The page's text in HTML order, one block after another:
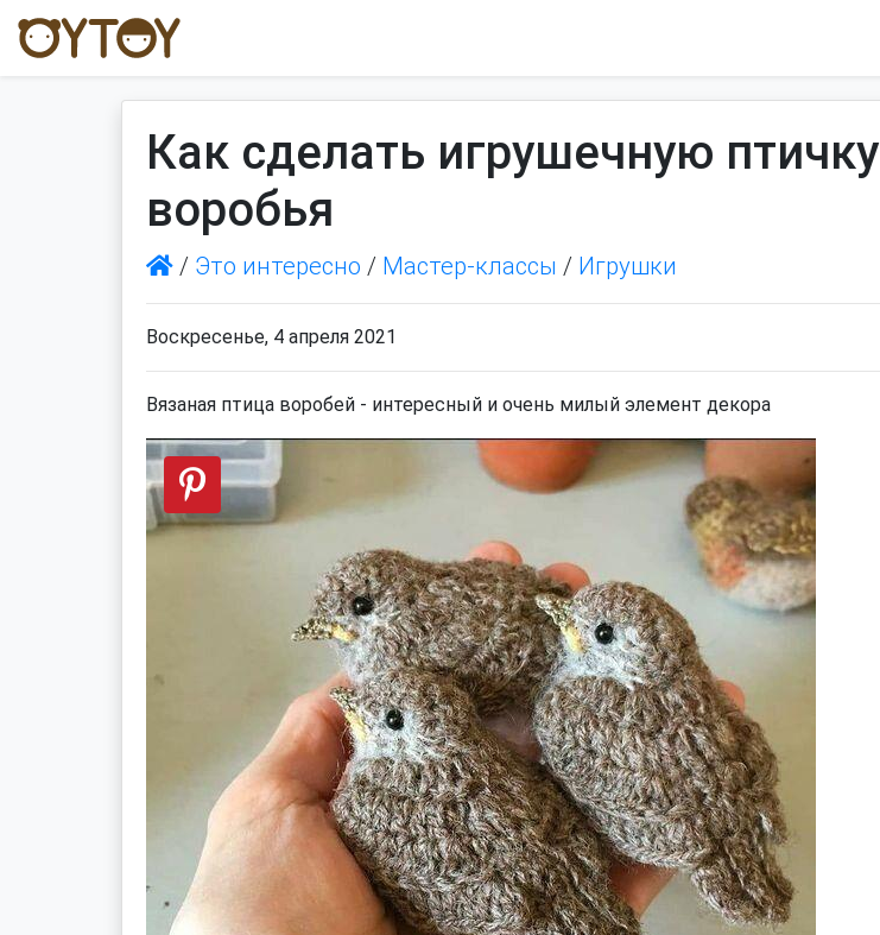
Как сделать игрушечную птичку
воробья
/ Это интересно / Мастер-классы / Игрушки
Воскресенье, 4 апреля 2021
Вязаная птица воробей - интересный и очень милый элемент декора